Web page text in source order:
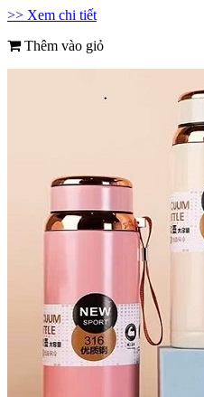
>> Xem chi tiết
Thêm vào giỏ